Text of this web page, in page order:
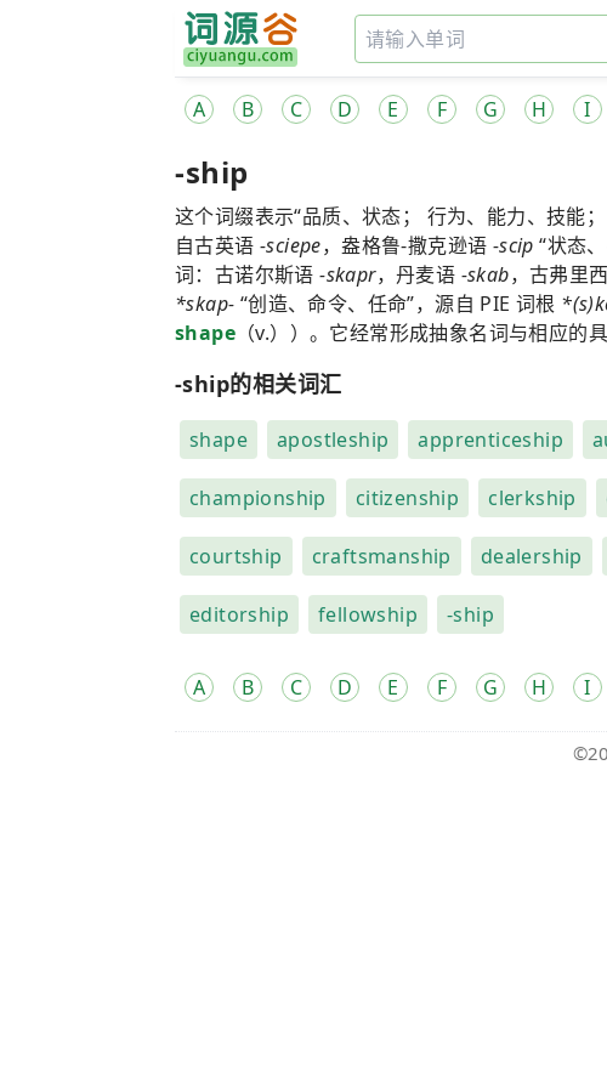
A B C D E F G H I
-ship
这个词缀表示“品质、状态； 行为、能力、技能
自古英语 -sciepe，盎格鲁-撒克逊语 -scip “状态
词：古诺尔斯语-skapr，丹麦语 -skab，古弗里
*skap- “创造、命令、任命”，源自 PIE 词根
shape （v.））。它经常形成抽象名词与相应的
-ship的相关词汇
shape apostleship apprenticeship
championship citizenship clerkship
courtship craftsmanship dealership
editorship fellowship -ship
A B C D E F G H I